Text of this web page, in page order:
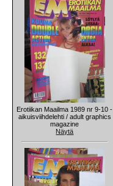
Erotiikan Maailma 1989 nr 9-10 -
aikuisviihdelehti / adult graphics
magazine
Näytä